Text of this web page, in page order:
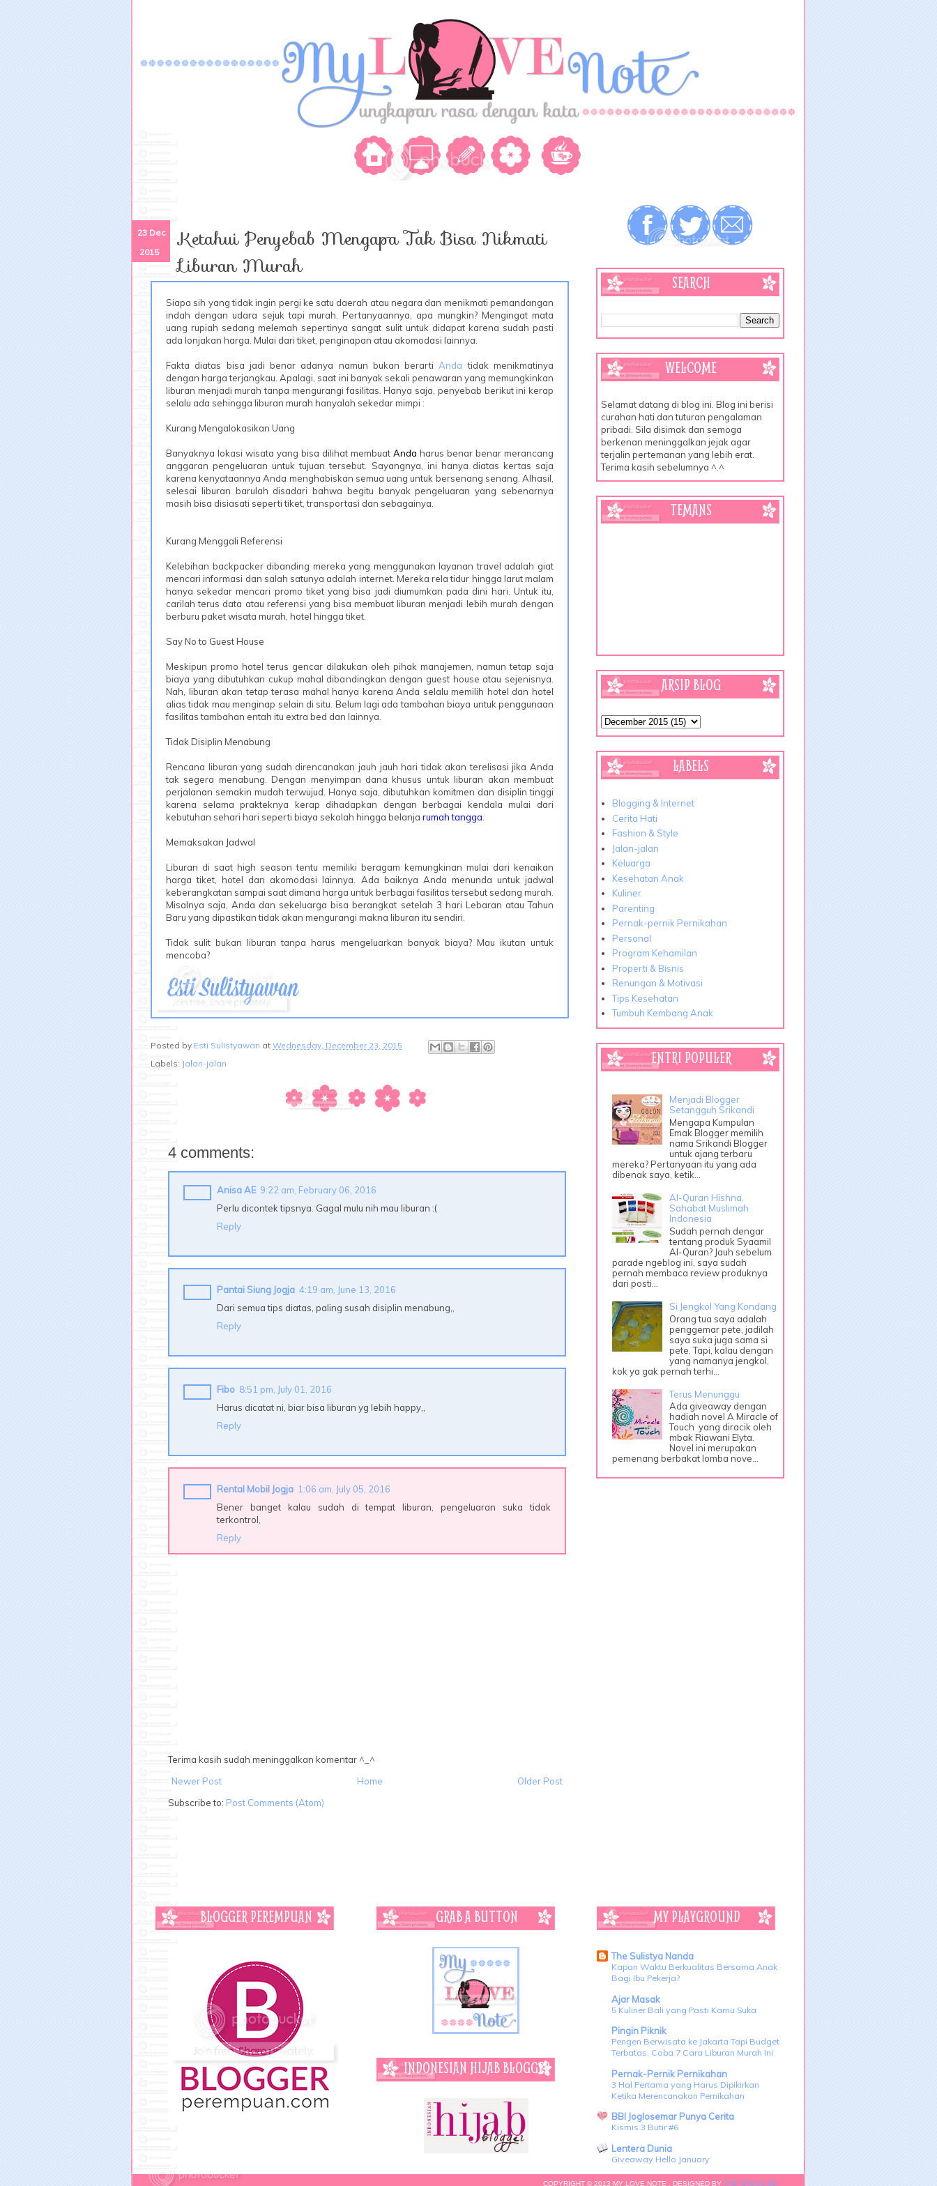
23 Dec
2015
Ketahui Penyebab Mengapa Tak Bisa Nikmati
Liburan Murah
Siapa sih yang tidak ingin pergi ke satu daerah atau negara dan menikmati pemandangan
indah dengan udara sejuk tapi murah. Pertanyaannya, apa mungkin? Mengingat mata
uang rupiah sedang melemah sepertinya sangat sulit untuk didapat karena sudah pasti
ada lonjakan harga. Mulai dari tiket, penginapan atau akomodasi lainnya.
Fakta diatas bisa jadi benar adanya namun bukan berarti Anda tidak menikmatinya
dengan harga terjangkau. Apalagi, saat ini banyak sekali penawaran yang memungkinkan
liburan menjadi murah tanpa mengurangi fasilitas. Hanya saja, penyebab berikut ini kerap
selalu ada sehingga liburan murah hanyalah sekedar mimpi :
Kurang Mengalokasikan Uang
Banyaknya lokasi wisata yang bisa dilihat membuat Anda harus benar benar merancang
anggaran pengeluaran untuk tujuan tersebut. Sayangnya, ini hanya diatas kertas saja
karena kenyataannya Anda menghabiskan semua uang untuk bersenang senang. Alhasil,
selesai liburan barulah disadari bahwa begitu banyak pengeluaran yang sebenarnya
masih bisa disiasati seperti tiket, transportasi dan sebagainya.
Kurang Menggali Referensi
Kelebihan backpacker dibanding mereka yang menggunakan layanan travel adalah giat
mencari informasi dan salah satunya adalah internet. Mereka rela tidur hingga larut malam
hanya sekedar mencari promo tiket yang bisa jadi diumumkan pada dini hari. Untuk itu,
carilah terus data atau referensi yang bisa membuat liburan menjadi lebih murah dengan
berburu paket wisata murah, hotel hingga tiket.
Say No to Guest House
Meskipun promo hotel terus gencar dilakukan oleh pihak manajemen, namun tetap saja
biaya yang dibutuhkan cukup mahal dibandingkan dengan guest house atau sejenisnya.
Nah, liburan akan tetap terasa mahal hanya karena Anda selalu memilih hotel dan hotel
alias tidak mau menginap selain di situ. Belum lagi ada tambahan biaya untuk penggunaan
fasilitas tambahan entah itu extra bed dan lainnya.
Tidak Disiplin Menabung
Rencana liburan yang sudah direncanakan jauh jauh hari tidak akan terelisasi jika Anda
tak segera menabung. Dengan menyimpan dana khusus untuk liburan akan membuat
perjalanan semakin mudah terwujud. Hanya saja, dibutuhkan komitmen dan disiplin tinggi
karena selama prakteknya kerap dihadapkan dengan berbagai kendala mulai dari
kebutuhan sehari hari seperti biaya sekolah hingga belanja rumah tangga
Memaksakan Jadwal
Liburan di saat high season tentu memiliki beragam kemungkinan mulai dari kenaikan
harga tiket, hotel dan akomodasi lainnya. Ada baiknya Anda menunda untuk jadwal
keberangkatan sampai saat dimana harga untuk berbagai fasilitas tersebut sedang murah.
Misalnya saja, Anda dan sekeluarga bisa berangkat setelah 3 hari Lebaran atau Tahun
Baru yang dipastikan tidak akan mengurangi makna liburan itu sendiri.
Tidak sulit bukan liburan tanpa harus mengeluarkan banyak biaya? Mau ikutan untuk
mencoba?
Posted by Esti Sulistyawan at Wednesday, December 23, 2015
Labels: Jalan-jalan
4 comments:
Anisa AE 9:22 am, February 06, 2016
Perlu dicontek tipsnya. Gagal mulu nih mau liburan :(
Reply
Pantai Siung Jogja 4:19 am, June 13, 2016
Dari semua tips diatas, paling susah disiplin menabung,,
Reply
Fibo 8:51 pm, July 01, 2016
Harus dicatat ni, biar bisa liburan yg lebih happy,,
Reply
Rental Mobil Jogja 1:06 am, July 05, 2016
Bener banget kalau sudah di tempat liburan, pengeluaran suka tidak
terkontrol,
Reply
Terima kasih sudah meninggalkan komentar ^_^
Newer Post
Older Post
Home
Subscribe to: Post Comments (Atom)
SEARCH
WELCOME
Selamat datang di blog ini. Blog ini berisi
curahan hati dan tuturan pengalaman
pribadi. Sila disimak dan semoga
berkenan meninggalkan jejak agar
terjalin pertemanan yang lebih erat.
Terima kasih sebelumnya ^.^
TEMANS
ARSIP BLOG
LABELS
Blogging & Internet
Cerita Hati
Fashion & Style
Jalan-jalan
Keluarga
Kesehatan Anak
Kuliner
Parenting
Pernak-pernik Pernikahan
Personal
Program Kehamilan
Properti & Bisnis
Renungan & Motivasi
Tips Kesehatan
Tumbuh Kembang Anak
ENTRI POPULER
Menjadi Blogger
Setangguh Srikandi
Mengapa Kumpulan
Emak Blogger memilih
nama Srikandi Blogger
untuk ajang terbaru
mereka? Pertanyaan itu yang ada
dibenak saya, ketik...
Al-Quran Hishna,
Sahabat Muslimah
Indonesia
Sudah pernah dengar
tentang produk Syaamil
Al-Quran? Jauh sebelum
parade ngeblog ini, saya sudah
pernah membaca review produknya
dari posti...
Si Jengkol Yang Kondang
Orang tua saya adalah
penggemar pete, jadilah
saya suka juga sama si
pete. Tapi, kalau dengan
yang namanya jengkol,
kok ya gak pernah terhi...
Terus Menunggu
Ada giveaway dengan
hadiah novel A Miracle of
Touch yang diracik oleh
mbak Riawani Elyta.
Novel ini merupakan
pemenang berbakat lomba nove...
BLOGGER PEREMPUAN GRAB A BUTTON
INDONESIAN HIJAB BLOGGER
MY PLAYGROUND
The Sulistya Nanda
Kapan Waktu Berkualitas Bersama Anak
Bagi Ibu Pekerja?
Ajar Masak
5 Kuliner Bali yang Pasti Kamu Suka
Pingin Piknik
Pengen Berwisata ke Jakarta Tapi Budget
Terbatas, Coba 7 Cara Liburan Murah Ini
Pernak-Pernik Pernikahan
3 Hal Pertama yang Harus Dipikirkan
Ketika Merencanakan Pernikahan
BBI Joglosemar Punya Cerita
Kismis 3 Butir #6
Lentera Dunia
Giveaway Hello January
COPYRIGHT © 2013 MY LOVE NOTE . DESIGNED BY THE CHOCO BD